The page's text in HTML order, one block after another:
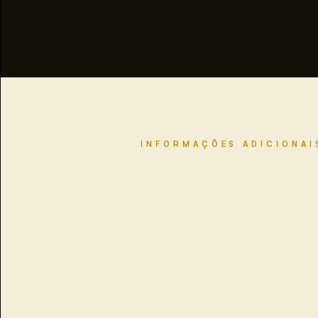
INFORMAÇÕES